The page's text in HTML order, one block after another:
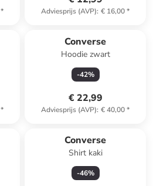
* Adviesprijs (AVP): € 16,00*
*
Converse
Hoodie zwart
-42%
€ 22,99
Adviesprijs (AVP): € 40,00*
Converse
Shirt kaki
-46%